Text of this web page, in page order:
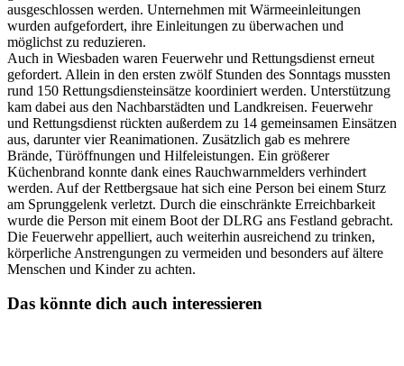
ausgeschlossen werden. Unternehmen mit Wärmeeinleitungen
wurden aufgefordert, ihre Einleitungen zu überwachen und
möglichst zu reduzieren.
Auch in Wiesbaden waren Feuerwehr und Rettungsdienst erneut
gefordert. Allein in den ersten zwölf Stunden des Sonntags mussten
rund 150 Rettungsdiensteinsätze koordiniert werden. Unterstützung
kam dabei aus den Nachbarstädten und Landkreisen. Feuerwehr
und Rettungsdienst rückten außerdem zu 14 gemeinsamen Einsätzen
aus, darunter vier Reanimationen. Zusätzlich gab es mehrere
Brände, Türöffnungen und Hilfeleistungen. Ein größerer
Küchenbrand konnte dank eines Rauchwarnmelders verhindert
werden. Auf der Rettbergsaue hat sich eine Person bei einem Sturz
am Sprunggelenk verletzt. Durch die einschränkte Erreichbarkeit
wurde die Person mit einem Boot der DLRG ans Festland gebracht.
Die Feuerwehr appelliert, auch weiterhin ausreichend zu trinken,
körperliche Anstrengungen zu vermeiden und besonders auf ältere
Menschen und Kinder zu achten.
Das könnte dich auch interessieren